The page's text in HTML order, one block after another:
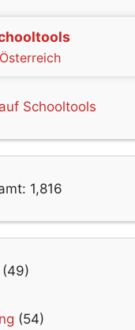
Österreich
Schooltools
1,816
(49)
(54)